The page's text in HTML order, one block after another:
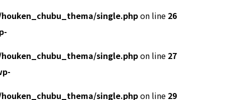
single.phpon line 26
single.phpon line 27
single.phpon line 29